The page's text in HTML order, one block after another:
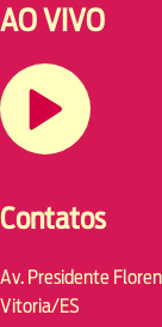
AO VIVO
Contatos
Av. Presidente
Vitoria/ES